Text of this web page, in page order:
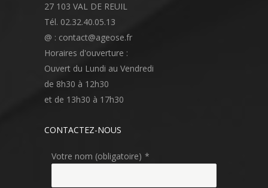
27 103 VAL DE REUIL
Tél. 02.32.40.05.13
@ : contact@ageose.fr
Horaires d'ouverture :
Ouvert du Lundi au Vendredi
de 8h30 à 12h30
et de 13h30 à 17h30
CONTACTEZ-NOUS
Votre nom (obligatoire) *